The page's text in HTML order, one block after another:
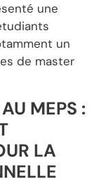
une
un
de master
MEPS :
LA